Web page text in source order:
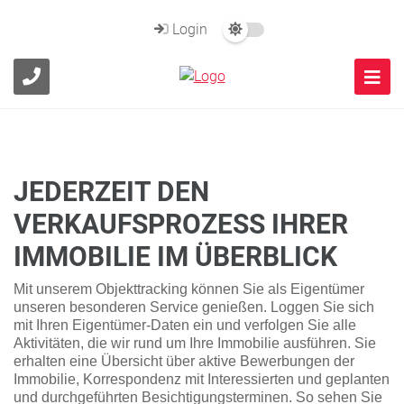
Login
JEDERZEIT DEN
VERKAUFSPROZESS IHRER
IMMOBILIE IM ÜBERBLICK
Mit unserem Objekttracking können Sie als Eigentümer
unseren besonderen Service genießen. Loggen Sie sich
mit Ihren Eigentümer-Daten ein und verfolgen Sie alle
Aktivitäten, die wir rund um Ihre Immobilie ausführen. Sie
erhalten eine Übersicht über aktive Bewerbungen der
Immobilie, Korrespondenz mit Interessierten und geplanten
und durchgeführten Besichtigungsterminen. So sehen Sie